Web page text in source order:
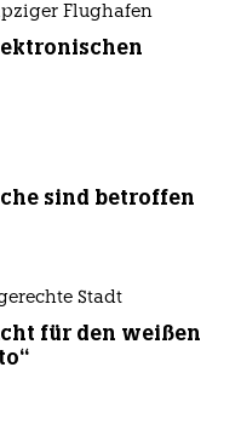
Flughafen
sind betroffen
Stadt
für den weißen